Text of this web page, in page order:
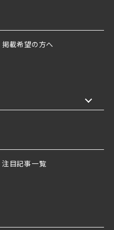
掲載希望の方へ
注目記事一覧